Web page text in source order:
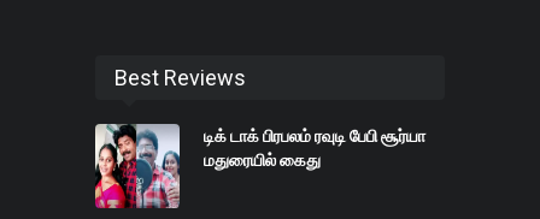
Best Reviews
டிக் டாக் பிரபலம் ரவுடி பேபி சூர்யா
மதுரையில் கைது